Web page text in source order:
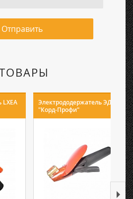
Отправить
Электрододержатель ЭД-31
"Корд-Профи"